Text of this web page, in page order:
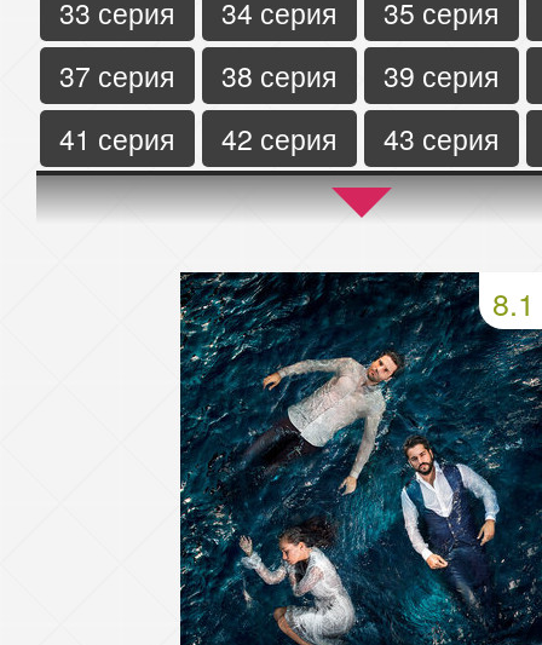
33 серия
34 серия
35 серия
37 серия
38 серия
39 серия
41 серия
42 серия
43 серия
45 серия
46 серия
47 серия
50 серия
51 серия
54 серия
55 серия
58 серия
59 серия
62 серия
63 серия
66 серия
67 серия
70 серия
71 серия
8.1